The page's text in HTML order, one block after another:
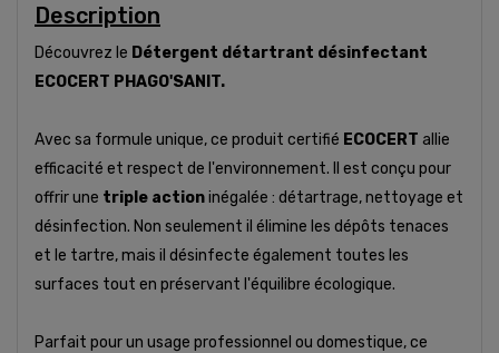
Description
Découvrez le Détergent détartrant désinfectant
ECOCERT PHAGO'SANIT.
Avec sa formule unique, ce produit certifié ECOCERT allie
efficacité et respect de l'environnement. Il est conçu pour
offrir une triple actioninégalée : détartrage, nettoyage et
désinfection. Non seulement il élimine les dépôts tenaces
et le tartre, mais il désinfecte également toutes les
surfaces tout en préservant l'équilibre écologique.
Parfait pour un usage professionnel ou domestique, ce